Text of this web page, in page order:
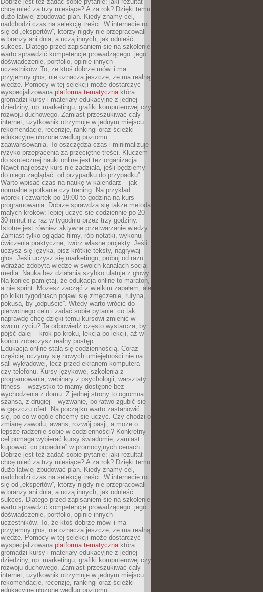
chcę mieć za trzy miesiące? A za rok? Dzięki temu
dużo łatwiej zbudować plan. Kiedy znamy cel,
nadchodzi czas na selekcję treści. W internecie roi
się od „ekspertów”, którzy nigdy nie przepracowali
w branży ani dnia, a uczą innych, jak odnieść
sukces. Dlatego przed zapisaniem się na szkolenie
warto sprawdzić kompetencje prowadzącego: jego
doświadczenie, portfolio, opinie innych
uczestników. To, że ktoś dobrze mówi i ma
przyjemny głos, nie oznacza jeszcze, że ma realną
wiedzę. Pomocy w tej selekcji może dostarczyć
wyspecjalizowana platforma tematycznaktóra
gromadzi kursy i materiały edukacyjne z jednej
dziedziny, np. marketingu, grafiki komputerowej czy
rozwoju duchowego. Zamiast przeszukiwać cały
internet, użytkownik otrzymuje w jednym miejscu
rekomendacje, recenzje, rankingi oraz ścieżki
edukacyjne ułożone według poziomu
zaawansowania. To oszczędza czas i minimalizuje
ryzyko przepłacenia za przeciętne treści. Kluczem
do skutecznej nauki online jest też organizacja.
Nawet najlepszy kurs nie zadziała, jeśli będziemy
do niego zaglądać „od przypadku do przypadku”.
Warto wpisać czas na naukę w kalendarz – jak
normalne spotkanie czy trening. Na przykład:
wtorek i czwartek po 19:00 to godzina na kurs
programowania. Dobrze sprawdza się także metoda
małych kroków: lepiej uczyć się codziennie po 20–
30 minut niż raz w tygodniu przez trzy godziny.
Istotne jest również aktywne przetwarzanie wiedzy.
Zamiast tylko oglądać filmy, rób notatki, wykonuj
ćwiczenia praktyczne, twórz własne projekty. Jeśli
uczysz się języka, pisz krótkie teksty, nagrywaj
głos. Jeśli uczysz się marketingu, próbuj od razu
wdrażać zdobytą wiedzę w swoich kanałach social
media. Nauka bez działania szybko ulatuje z głowy.
Na koniec pamiętaj, że edukacja online to maraton,
a nie sprint. Możesz zacząć z wielkim zapałem, ale
po kilku tygodniach pojawi się zmęczenie, rutyna,
pokusa, by „odpuścić”. Wtedy warto wrócić do
pierwotnego celu i zadać sobie pytanie: co tak
naprawdę chcę dzięki temu kursowi zmienić w
swoim życiu? Ta odpowiedź często wystarcza, by
pójść dalej – krok po kroku, lekcja po lekcji, aż w
końcu zobaczysz realny postęp.
Edukacja online stała się codziennością. Coraz
częściej uczymy się nowych umiejętności nie na
sali wykładowej, lecz przed ekranem komputera
czy telefonu. Kursy językowe, szkolenia z
programowania, webinary z psychologii, warsztaty
fitness – wszystko to mamy dostępne bez
wychodzenia z domu. Z jednej strony to ogromna
szansa, z drugiej – wyzwanie, bo łatwo zgubić się
w gąszczu ofert. Na początku warto zastanowić
się, po co w ogóle chcemy się uczyć. Czy chodzi o
zmianę zawodu, awans, rozwój pasji, a może o
lepsze radzenie sobie w codzienności? Konkretny
cel pomaga wybierać kursy świadomie, zamiast
kupować „co popadnie” w promocyjnych cenach.
Dobrze jest też zadać sobie pytanie: jaki rezultat
chcę mieć za trzy miesiące? A za rok? Dzięki temu
dużo łatwiej zbudować plan. Kiedy znamy cel,
nadchodzi czas na selekcję treści. W internecie roi
się od „ekspertów”, którzy nigdy nie przepracowali
w branży ani dnia, a uczą innych, jak odnieść
sukces. Dlatego przed zapisaniem się na szkolenie
warto sprawdzić kompetencje prowadzącego: jego
doświadczenie, portfolio, opinie innych
uczestników. To, że ktoś dobrze mówi i ma
przyjemny głos, nie oznacza jeszcze, że ma realną
wiedzę. Pomocy w tej selekcji może dostarczyć
wyspecjalizowana platforma tematycznaktóra
gromadzi kursy i materiały edukacyjne z jednej
dziedziny, np. marketingu, grafiki komputerowej czy
rozwoju duchowego. Zamiast przeszukiwać cały
internet, użytkownik otrzymuje w jednym miejscu
rekomendacje, recenzje, rankingi oraz ścieżki
edukacyjne ułożone według poziomu